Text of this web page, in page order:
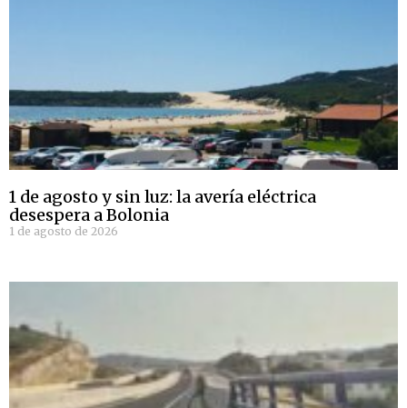
1 de agosto y sin luz: la avería eléctrica
desespera a Bolonia
1 de agosto de 2026